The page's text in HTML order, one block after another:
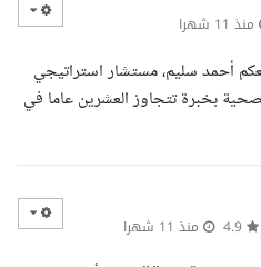
منذ 11 شهرا
أحمد سليم، مستشار استراتيجي
بخبرة تتجاوز العشرين عاما في
منذ 11 شهرا